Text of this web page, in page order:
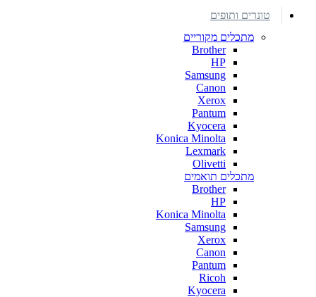
טונרים ותופים
מתכלים מקוריים
Brother
HP
Samsung
Canon
Xerox
Pantum
Kyocera
Konica Minolta
Lexmark
Olivetti
מתכלים תואמים
Brother
HP
Konica Minolta
Samsung
Xerox
Canon
Pantum
Ricoh
Kyocera